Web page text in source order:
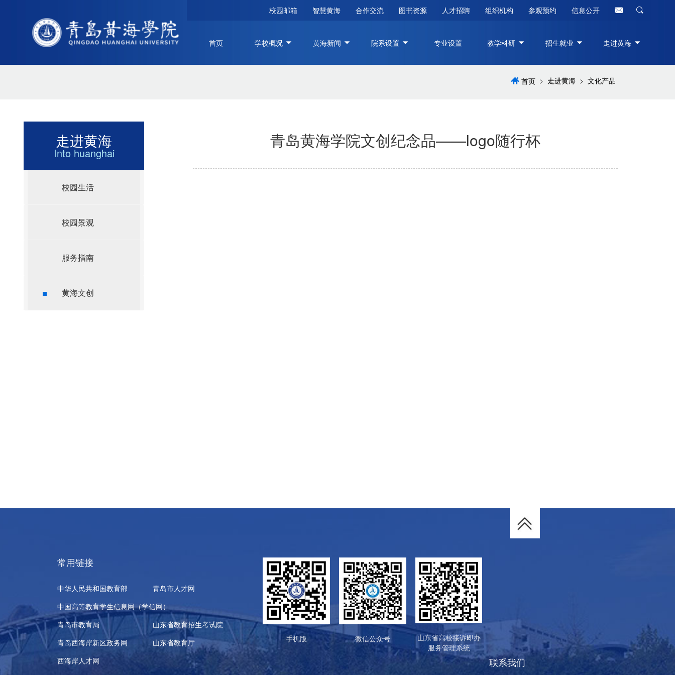
校园邮箱 智慧黄海 合作交流 图书资源 人才招聘 组织机构 参观预约 信息公开
首页 学校概况 黄海新闻 院系设置 专业设置 教学科研 招生就业 走进黄海
首页 > 走进黄海 > 文化产品
走进黄海
Into huanghai
校园生活
校园景观
服务指南
黄海文创
青岛黄海学院文创纪念品——logo随行杯
常用链接
中华人民共和国教育部
青岛市人才网
中国高等教育学生信息网（学信网）
青岛市教育局
山东省教育招生考试院
青岛西海岸新区政务网
山东省教育厅
西海岸人才网
手机版 微信公众号
山东省高校接诉即办
服务管理系统
联系我们